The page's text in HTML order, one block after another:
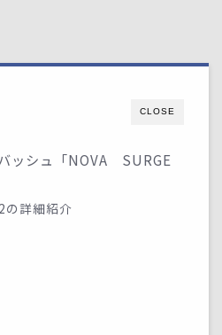
CLOSE
ッシュ「NOVA SURGE
詳細紹介